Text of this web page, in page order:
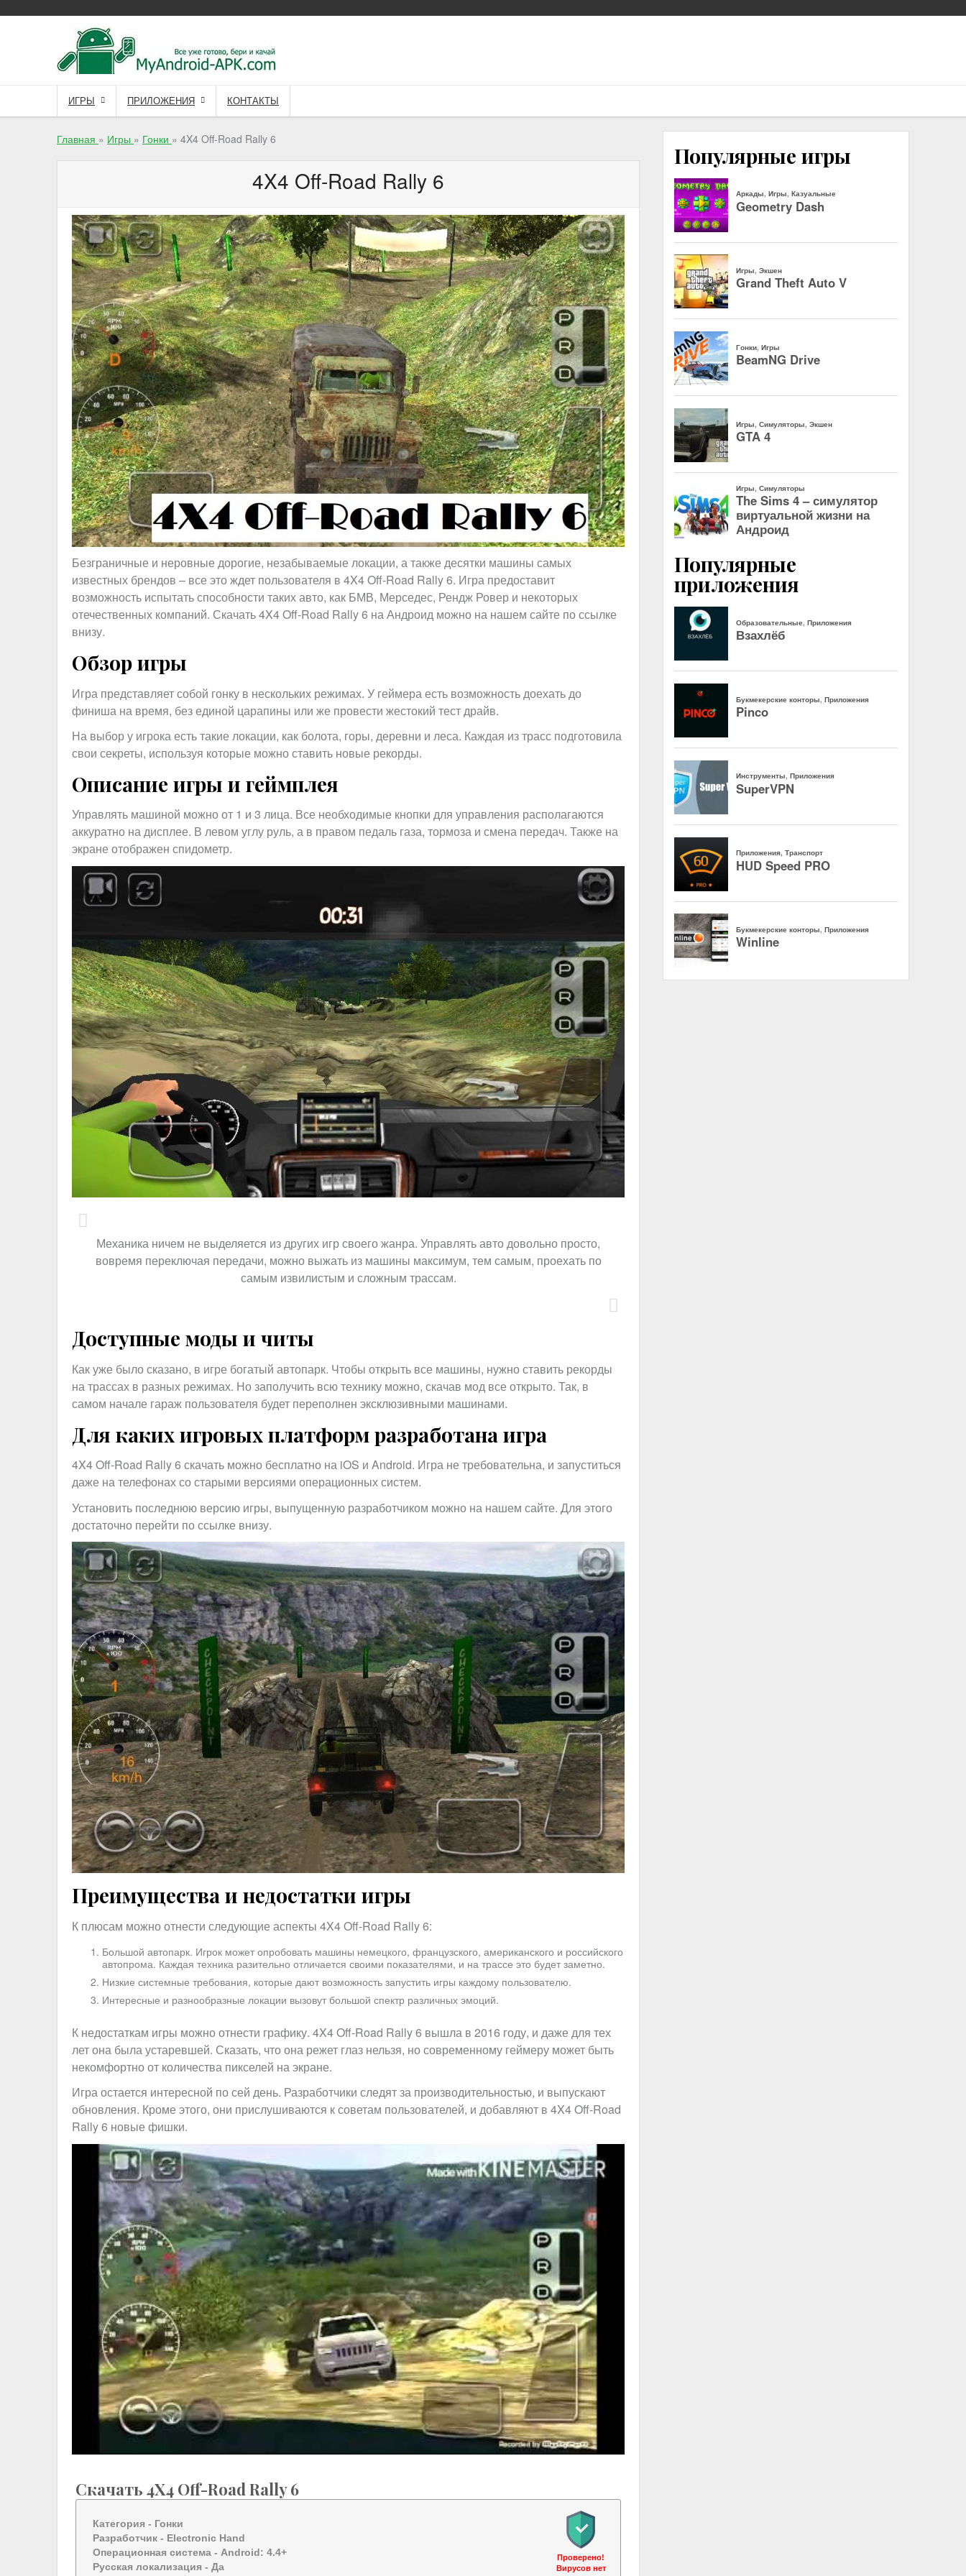
to
ИГРЫ ПРИЛОЖЕНИЯ КОНТАКТЫ
Главная » Игры » Гонки » 4X4 Off-Road Rally 6
4X4 Off-Road Rally 6
Безграничные и неровные дорогие, незабываемые локации, а также десятки машины самых
известных брендов – все это ждет пользователя в 4X4 Off-Road Rally 6. Игра предоставит
возможность испытать способности таких авто, как БМВ, Мерседес, Рендж Ровер и некоторых
отечественных компаний. Скачать 4X4 Off-Road Rally 6 на Андроид можно на нашем сайте по ссылке
внизу.
Обзор игры
Игра представляет собой гонку в нескольких режимах. У геймера есть возможность доехать до
финиша на время, без единой царапины или же провести жестокий тест драйв.
На выбор у игрока есть такие локации, как болота, горы, деревни и леса. Каждая из трасс подготовила
свои секреты, используя которые можно ставить новые рекорды.
Описание игры и геймплея
Управлять машиной можно от 1 и 3 лица. Все необходимые кнопки для управления располагаются
аккуратно на дисплее. В левом углу руль, а в правом педаль газа, тормоза и смена передач. Также на
экране отображен спидометр.
Механика ничем не выделяется из других игр своего жанра. Управлять авто довольно просто,
вовремя переключая передачи, можно выжать из машины максимум, тем самым, проехать по
самым извилистым и сложным трассам.
Доступные моды и читы
Как уже было сказано, в игре богатый автопарк. Чтобы открыть все машины, нужно ставить рекорды
на трассах в разных режимах. Но заполучить всю технику можно, скачав мод все открыто. Так, в
самом начале гараж пользователя будет переполнен эксклюзивными машинами.
Для каких игровых платформ разработана игра
4X4 Off-Road Rally 6 скачать можно бесплатно на iOS и Android. Игра не требовательна, и запуститься
даже на телефонах со старыми версиями операционных систем.
Установить последнюю версию игры, выпущенную разработчиком можно на нашем сайте. Для этого
достаточно перейти по ссылке внизу.
Преимущества и недостатки игры
К плюсам можно отнести следующие аспекты 4X4 Off-Road Rally 6:
Большой автопарк. Игрок может опробовать машины немецкого, французского, американского и российского
автопрома. Каждая техника разительно отличается своими показателями, и на трассе это будет заметно.
Низкие системные требования, которые дают возможность запустить игры каждому пользователю.
Интересные и разнообразные локации вызовут большой спектр различных эмоций.
К недостаткам игры можно отнести графику. 4X4 Off-Road Rally 6 вышла в 2016 году, и даже для тех
лет она была устаревшей. Сказать, что она режет глаз нельзя, но современному геймеру может быть
некомфортно от количества пикселей на экране.
Игра остается интересной по сей день. Разработчики следят за производительностью, и выпускают
обновления. Кроме этого, они прислушиваются к советам пользователей, и добавляют в 4X4 Off-Road
Rally 6 новые фишки.
Скачать 4X4 Off-Road Rally 6
Категория - Гонки
Разработчик - Electronic Hand
Операционная система - Android: 4.4+
Русская локализация - Да
Проверено!
Вирусов нет
Популярные игры
Популярные
приложения